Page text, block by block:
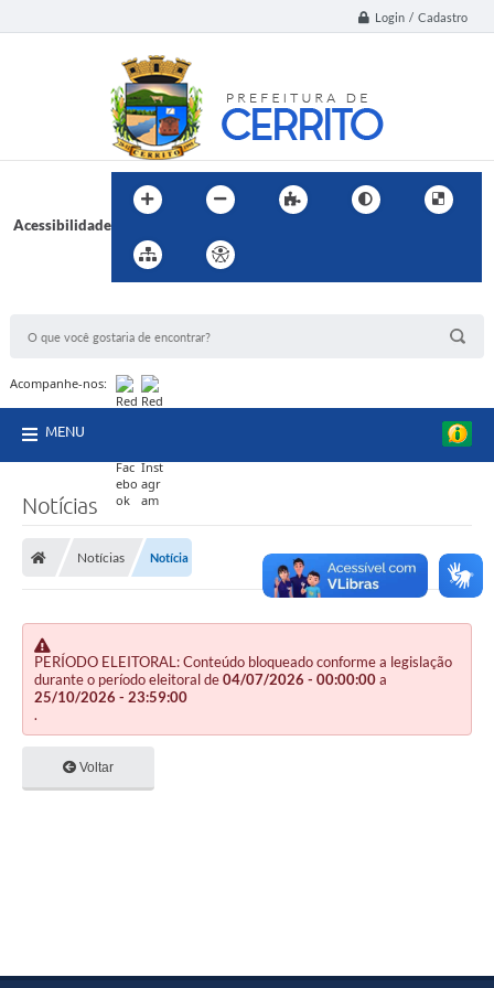
Login / Cadastro
Acessibilidade
Acompanhe-nos:
MENU
Notícias
Notícias Notícia
PERÍODO ELEITORAL: Conteúdo bloqueado conforme a legislação
durante o período eleitoral de04/07/2026 - 00:00:00a
25/10/2026 - 23:59:00
.
Voltar